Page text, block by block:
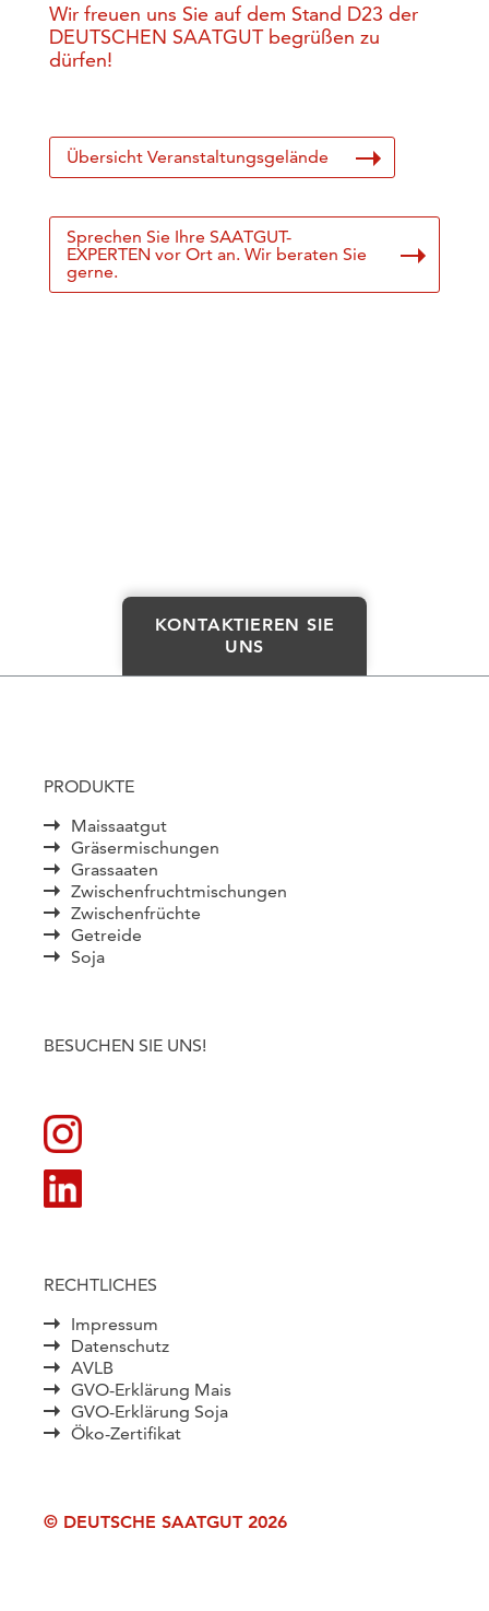
Wir freuen uns Sie auf dem Stand D23 der
DEUTSCHEN SAATGUT begrüßen zu
dürfen!
Übersicht Veranstaltungsgelände
Sprechen Sie Ihre SAATGUT-
EXPERTEN vor Ort an. Wir beraten Sie
gerne.
KONTAKTIEREN SIE
UNS
PRODUKTE
Maissaatgut
Gräsermischungen
Grassaaten
Zwischenfruchtmischungen
Zwischenfrüchte
Getreide
Soja
BESUCHEN SIE UNS!
RECHTLICHES
Impressum
Datenschutz
AVLB
GVO-Erklärung Mais
GVO-Erklärung Soja
Öko-Zertifikat
© DEUTSCHE SAATGUT 2026